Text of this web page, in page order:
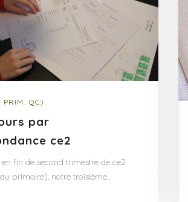
QC)
par
ce2
fin de second trimestre de ce2
primaire), notre troisième…